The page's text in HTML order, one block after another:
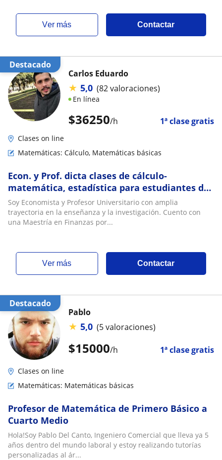
ver más Contactar
Destacado
$36250/h 1ª clase gratis
Carlos Eduardo
★ 5,0 (82 valoraciones)
En línea
Clases on line
Matemáticas: Cálculo, Matemáticas básicas
Econ. y Prof. dicta clases de cálculo-
matemática, estadística para estudiantes de
ciencias económicas y sociales
Soy Economista y Profesor Universitario con amplia
trayectoria en la enseñanza y la investigación. Cuento con
una Maestría en Finanzas por...
ver más Contactar
Destacado
$15000/h 1ª clase gratis
Pablo
★ 5,0 (5 valoraciones)
Clases on line
Matemáticas: Matemáticas básicas
Profesor de Matemática de Primero Básico a
Cuarto Medio
Hola!Soy Pablo Del Canto, Ingeniero Comercial que lleva ya 5
años dentro del mundo laboral y estoy realizando tutorías
personalizadas al ár...